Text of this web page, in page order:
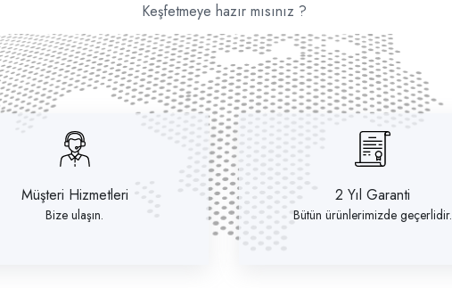
Keşfetmeye hazır mısınız ?
Müşteri Hizmetleri
Bize ulaşın.
2 Yıl Garanti
Bütün ürünlerimizde geçerlidir.